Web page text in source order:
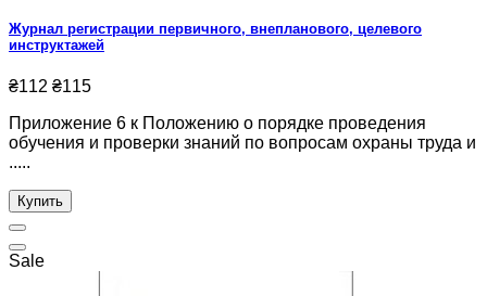
Журнал регистрации первичного, внепланового, целевого
инструктажей
₴112 ₴115
Приложение 6 к Положению о порядке проведения
обучения и проверки знаний по вопросам охраны труда и
.....
Купить
Sale